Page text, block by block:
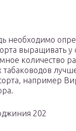
необходимо
выращивать у
количество
например
202